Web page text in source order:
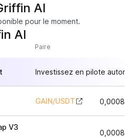
AI
pour le moment.
AI
Paire
Investissez en pilote
GAIN/USDT
V3